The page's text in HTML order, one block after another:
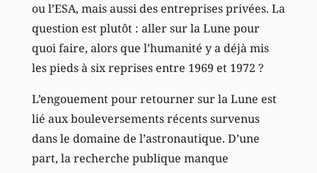
ou l’ESA, mais aussi des entreprises privées. La
question est plutôt : aller sur la Lune pour
quoi faire, alors que l’humanité y a déjà mis
les pieds à six reprises entre 1969 et 1972 ?
L’engouement pour retourner sur la Lune est
lié aux bouleversements récents survenus
dans le domaine de l’astronautique. D’une
part, la recherche publique manque